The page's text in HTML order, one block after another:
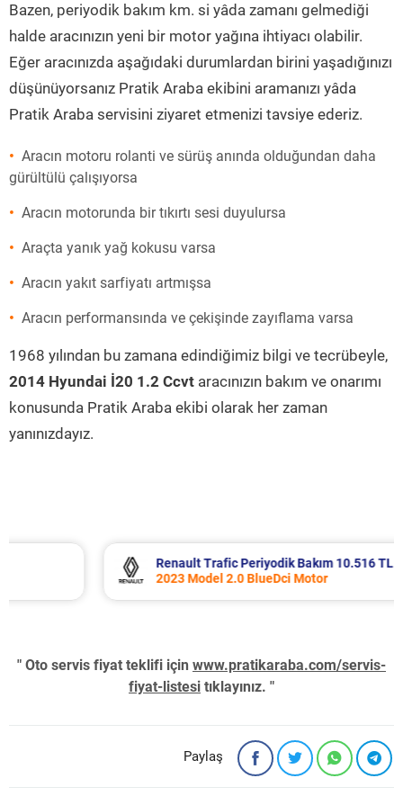
Bazen, periyodik bakım km. si yâda zamanı gelmediği
halde aracınızın yeni bir motor yağına ihtiyacı olabilir.
Eğer aracınızda aşağıdaki durumlardan birini yaşadığınızı
düşünüyorsanız Pratik Araba ekibini aramanızı yâda
Pratik Araba servisini ziyaret etmenizi tavsiye ederiz.
Aracın motoru rolanti ve sürüş anında olduğundan daha
gürültülü çalışıyorsa
Aracın motorunda bir tıkırtı sesi duyulursa
Araçta yanık yağ kokusu varsa
Aracın yakıt sarfiyatı artmışsa
Aracın performansında ve çekişinde zayıflama varsa
1968 yılından bu zamana edindiğimiz bilgi ve tecrübeyle,
2014 Hyundai İ20 1.2 Ccvt aracınızın bakım ve onarımı
konusunda Pratik Araba ekibi olarak her zaman
yanınızdayız.
Renault Trafic Periyodik Bakım 10.516 TL
2023 Model 2.0 BlueDci Motor
" Oto servis fiyat teklifi için www.pratikaraba.com/servis-
fiyat-listesi tıklayınız. "
Paylaş